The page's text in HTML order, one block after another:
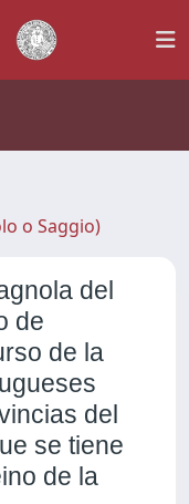
o Saggio)
del
de
de la
del
se tiene
de la